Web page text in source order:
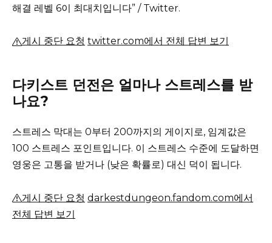
해결 레벨 6이 최대치입니다” / Twitter.
게시 중단 요청 twitter.com에서 전체 답변 보기
다키스트 던전은 얼마나 스트레스를 받
나요?
스트레스 막대는 0부터 200까지의 게이지로, 임계값은
100 스트레스 포인트입니다. 이 스트레스 수준에 도달하면
영웅은 고통을 받거나 (낮은 확률로) 대신 덕이 됩니다.
게시 중단 요청 darkestdungeon.fandom.com에서
전체 답변 보기